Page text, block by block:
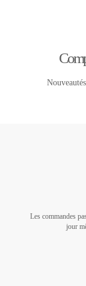
Nouveautés
Les commandes
jour